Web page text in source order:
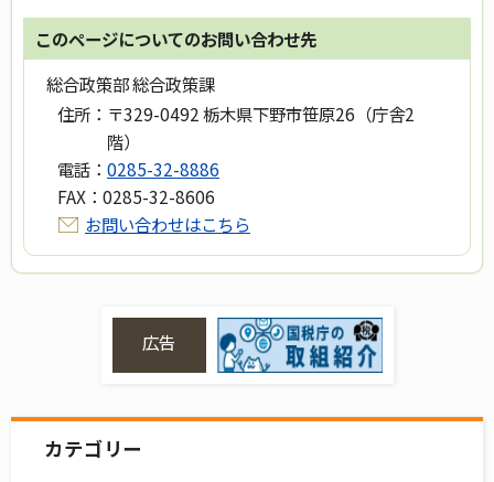
このページについてのお問い合わせ先
総合政策部 総合政策課
住所： 〒329-0492 栃木県下野市笹原26（庁舎2
階）
電話： 0285-32-8886
FAX： 0285-32-8606
お問い合わせはこちら
広告
カテゴリー